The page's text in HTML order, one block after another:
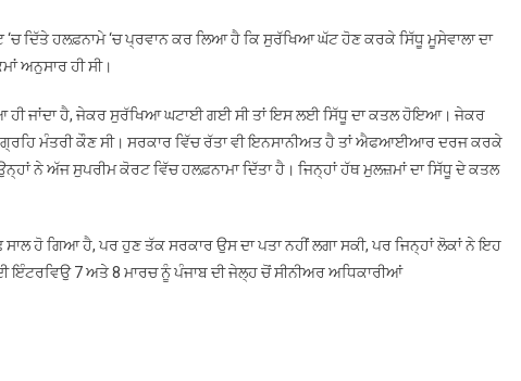
ਸੁਰੱਖਿਆ
ਮੰਨਣਾ:
ਪਿਤਾ
ਨੇ
ਮਾਮਲਾ
ਦਰਜ
ਦਿੱਤੇ ਹਲਫ਼ਨਾਮੇ ‘ਚ ਪ੍ਰਵਾਨ ਕਰ ਲਿਆ ਹੈ ਕਿ ਸੁਰੱਖਿਆ ਘੱਟ ਹੋਣ ਕਰਕੇ ਸਿੱਧੂ ਮੂਸੇਵਾਲਾ ਦਾ
ਅਨੁਸਾਰ ਹੀ ਸੀ।
ਆ ਹੀ ਜਾਂਦਾ ਹੈ, ਜੇਕਰ ਸੁਰੱਖਿਆ ਘਟਾਈ ਗਈ ਸੀ ਤਾਂ ਇਸ ਲਈ ਸਿੱਧੂ ਦਾ ਕਤਲ ਹੋਇਆ। ਜੇਕਰ
ਮੰਤਰੀ ਕੌਣ ਸੀ। ਸਰਕਾਰ ਵਿੱਚ ਰੱਤਾ ਵੀ ਇਨਸਾਨੀਅਤ ਹੈ ਤਾਂ ਐਫਆਈਆਰ ਦਰਜ ਕਰਕੇ
ਨੇ ਅੱਜ ਸੁਪਰੀਮ ਕੋਰਟ ਵਿੱਚ ਹਲਫ਼ਨਾਮਾ ਦਿੱਤਾ ਹੈ। ਜਿਨ੍ਹਾਂ ਹੱਥ ਮੁਲਜ਼ਮਾਂ ਦਾ ਸਿੱਧੂ ਦੇ ਕਤਲ
ਹੋ ਗਿਆ ਹੈ, ਪਰ ਹੁਣ ਤੱਕ ਸਰਕਾਰ ਉਸ ਦਾ ਪਤਾ ਨਹੀਂ ਲਗਾ ਸਕੀ, ਪਰ ਜਿਨ੍ਹਾਂ ਲੋਕਾਂ ਨੇ ਇਹ
7 ਅਤੇ 8 ਮਾਰਚ ਨੂੰ ਪੰਜਾਬ ਦੀ ਜੇਲ੍ਹ ਚੋਂ ਸੀਨੀਅਰ ਅਧਿਕਾਰੀਆਂ